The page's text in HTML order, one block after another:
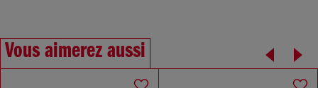
Vous aimerez aussi